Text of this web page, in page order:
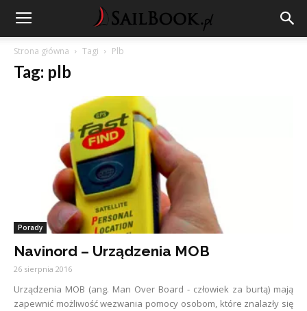
Strona główna Tagi Plb
Tag: plb
Porady
Navinord – Urządzenia MOB
26 sierpnia 2016
Urządzenia MOB (ang. Man Over Board - człowiek za burtą) mają
zapewnić możliwość wezwania pomocy osobom, które znalazły się